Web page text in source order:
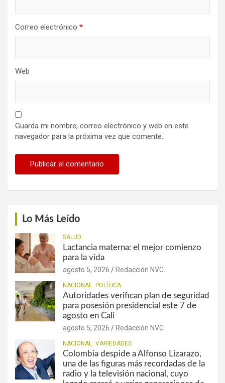
Correo electrónico *
Web
Guarda mi nombre, correo electrónico y web en este
navegador para la próxima vez que comente.
Lo Más Leído
SALUD
Lactancia materna: el mejor comienzo
para la vida
agosto 5, 2026 Redacción NVC
NACIONAL POLÍTICA
Autoridades verifican plan de seguridad
para posesión presidencial este 7 de
agosto en Cali
agosto 5, 2026 Redacción NVC
NACIONAL VARIEDADES
Colombia despide a Alfonso Lizarazo,
una de las figuras más recordadas de la
radio y la televisión nacional, cuyo